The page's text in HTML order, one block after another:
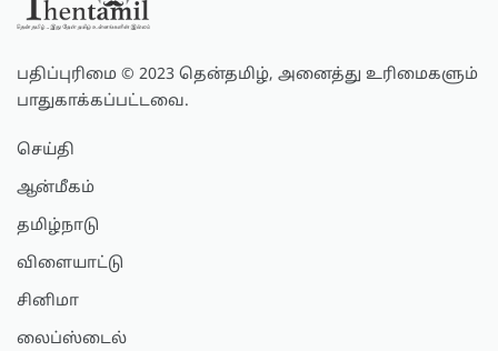
பதிப்புரிமை © 2023 தென்தமிழ், அனைத்து உரிமைகளும்
பாதுகாக்கப்பட்டவை.
செய்தி
ஆன்மீகம்
தமிழ்நாடு
விளையாட்டு
சினிமா
லைப்ஸ்டைல்